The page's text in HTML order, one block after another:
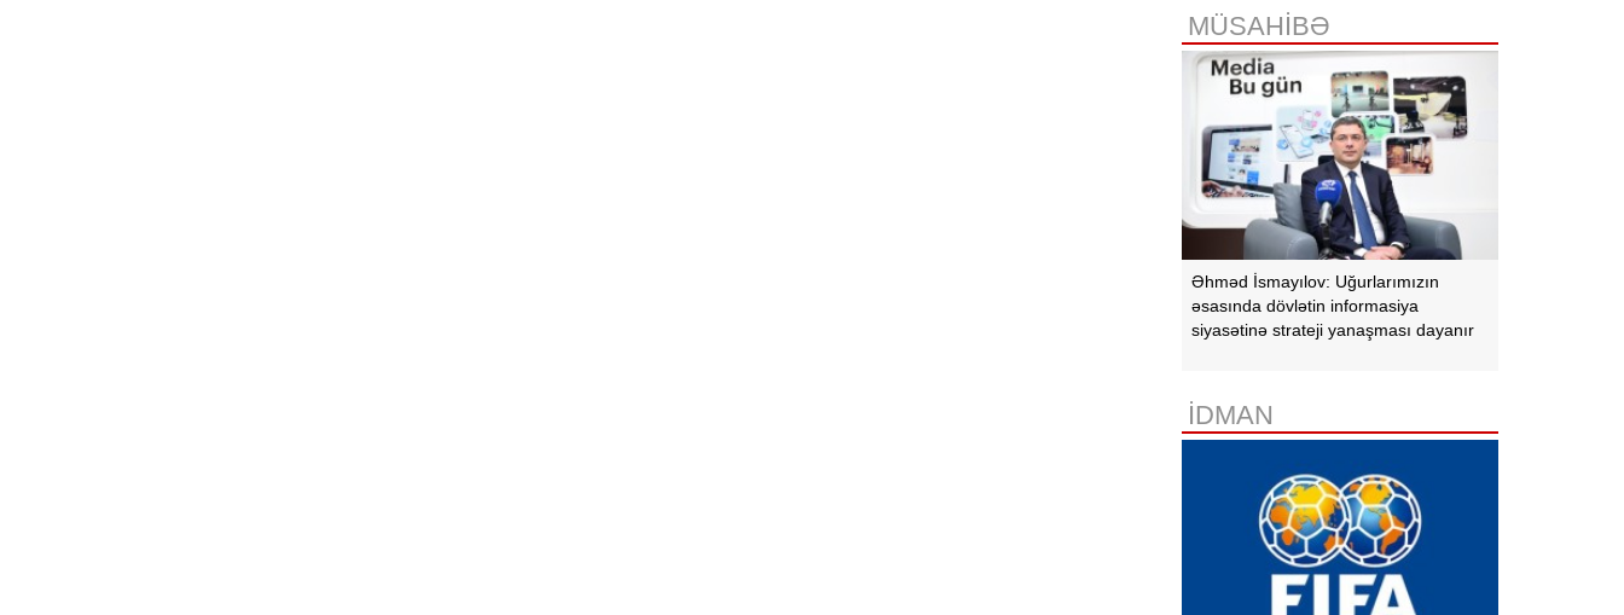
MÜSAHİBƏ
Əhməd İsmayılov: Uğurlarımızın
əsasında dövlətin informasiya
siyasətinə strateji yanaşması dayanır
İDMAN